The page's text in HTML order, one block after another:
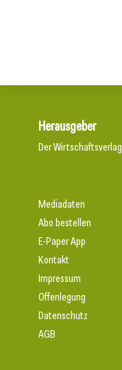
Herausgeber
Der Wirtschaftsverlag
Mediadaten
Abo bestellen
E-Paper App
Kontakt
Impressum
Offenlegung
Datenschutz
AGB